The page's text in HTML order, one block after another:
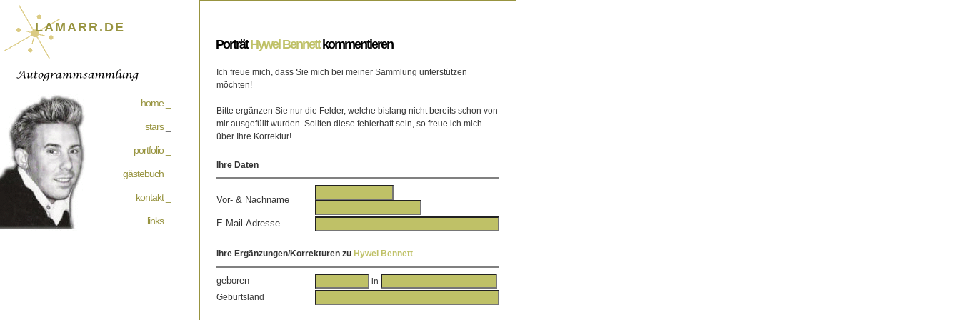
LAMARR.DE
home _
stars_
portfolio _
gästebuch _
kontakt _
links _
PorträtHywel Bennettkommentieren
Ich freue mich, dass Sie mich bei meiner Sammlung unterstützen
möchten!
Bitte ergänzen Sie nur die Felder, welche bislang nicht bereits schon von
mir ausgefüllt wurden. Sollten diese fehlerhaft sein, so freue ich mich
über Ihre Korrektur!
Ihre Daten
Vor- & Nachname
E-Mail-Adresse
Ihre Ergänzungen/Korrekturen zu Hywel Bennett
geboren
in
Geburtsland